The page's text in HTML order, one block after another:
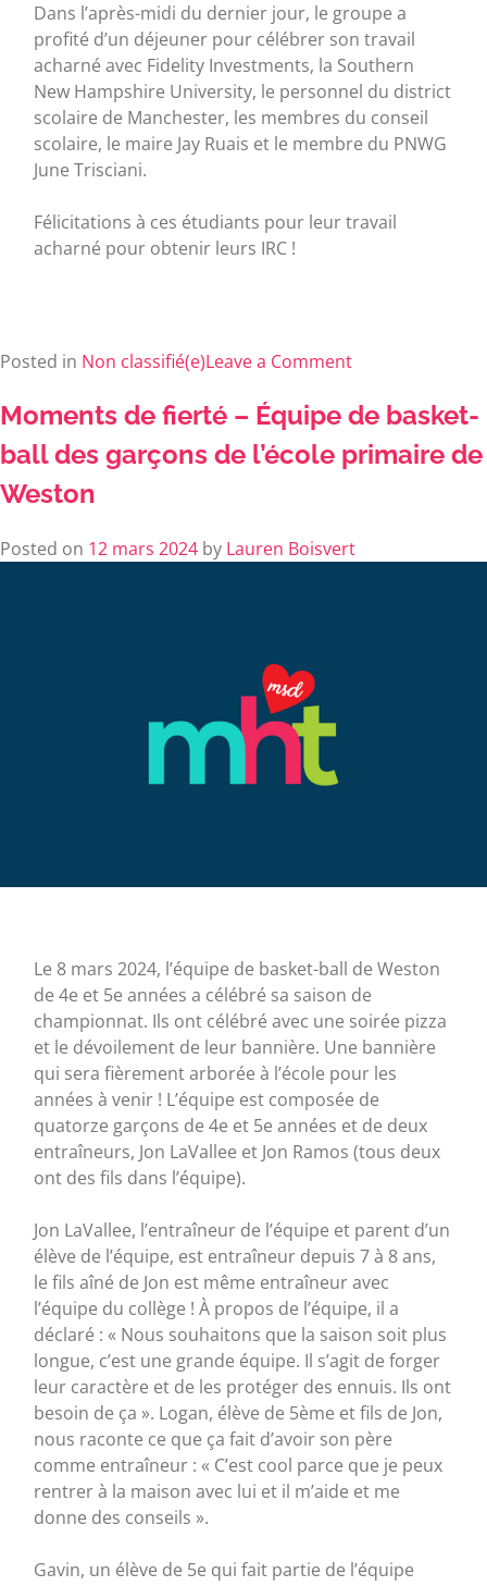
Dans l’après-midi du dernier jour, le groupe a
profité d’un déjeuner pour célébrer son travail
acharné avec Fidelity Investments, la Southern
New Hampshire University, le personnel du district
scolaire de Manchester, les membres du conseil
scolaire, le maire Jay Ruais et le membre du PNWG
June Trisciani.
Félicitations à ces étudiants pour leur travail
acharné pour obtenir leurs IRC !
Posted in Non classifié(e)Leave a Comment
Moments de fierté – Équipe de basket-
ball des garçons de l’école primaire de
Weston
Posted on 12 mars 2024 by Lauren Boisvert
Le 8 mars 2024, l’équipe de basket-ball de Weston
de 4e et 5e années a célébré sa saison de
championnat. Ils ont célébré avec une soirée pizza
et le dévoilement de leur bannière. Une bannière
qui sera fièrement arborée à l’école pour les
années à venir ! L’équipe est composée de
quatorze garçons de 4e et 5e années et de deux
entraîneurs, Jon LaVallee et Jon Ramos (tous deux
ont des fils dans l’équipe).
Jon LaVallee, l’entraîneur de l’équipe et parent d’un
élève de l’équipe, est entraîneur depuis 7 à 8 ans,
le fils aîné de Jon est même entraîneur avec
l’équipe du collège ! À propos de l’équipe, il a
déclaré : « Nous souhaitons que la saison soit plus
longue, c’est une grande équipe. Il s’agit de forger
leur caractère et de les protéger des ennuis. Ils ont
besoin de ça ». Logan, élève de 5ème et fils de Jon,
nous raconte ce que ça fait d’avoir son père
comme entraîneur : « C’est cool parce que je peux
rentrer à la maison avec lui et il m’aide et me
donne des conseils ».
Gavin, un élève de 5e qui fait partie de l’équipe